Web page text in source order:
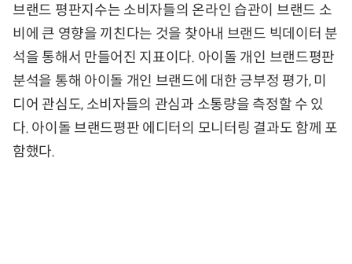
브랜드 평판지수는 소비자들의 온라인 습관이 브랜드 소
비에 큰 영향을 끼친다는 것을 찾아내 브랜드 빅데이터 분
석을 통해서 만들어진 지표이다. 아이돌 개인 브랜드평판
분석을 통해 아이돌 개인 브랜드에 대한 긍부정 평가, 미
디어 관심도, 소비자들의 관심과 소통량을 측정할 수 있
다. 아이돌 브랜드평판 에디터의 모니터링 결과도 함께 포
함했다.